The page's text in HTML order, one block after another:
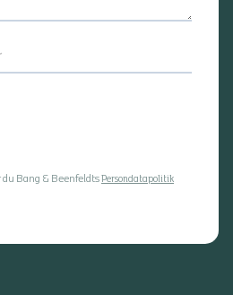
du Bang & Beenfeldts Persondatapolitik